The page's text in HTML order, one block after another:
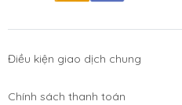
Điều kiện giao dịch chung
Chính sách thanh toán